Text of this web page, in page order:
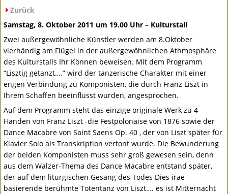
Zurück
Samstag, 8. Oktober 2011 um 19.00 Uhr – Kulturstall
Zwei außergewöhnliche Künstler werden am 8.Oktober
vierhändig am Flügel in der außergewöhnlichen Athmosphäre
des Kulturstalls Ihr Können beweisen. Mit dem Programm
“Lisztig getanzt….” wird der tänzerische Charakter mit einer
engen Verbindung zu Komponisten, die durch Franz Liszt in
Ihrem Schaffen beeinflusst wurden, angesprochen.
Auf dem Programm steht das einzige originale Werk zu 4
Händen von Franz Liszt -die Festpolonaise von 1876 sowie der
Dance Macabre von Saint Saens Op. 40 , der von Liszt später für
Klavier Solo als Transkription vertont wurde. Die Bewunderung
der beiden Komponisten muss sehr groß gewesen sein, denn
aus dem Walzer-Thema des Dance Macabre entstand später,
der auf dem liturgischen Gesang des Todes Dies irae
basierende berühmte Totentanz von Liszt…. es ist Mitternacht